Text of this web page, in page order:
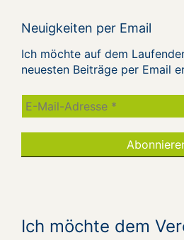
Neuigkeiten per Email
Ich möchte auf dem
neuesten Beiträge per Email
Ich möchte dem